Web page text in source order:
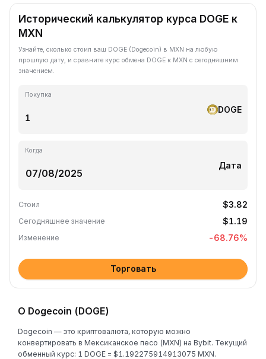
Исторический калькулятор курса DOGE к
MXN
Узнайте, сколько стоил ваш DOGE (Dogecoin) в MXN на любую
прошлую дату, и сравните курс обмена DOGE к MXN с сегодняшним
значением.
Покупка
DOGE
Когда
Дата
Стоил $3.82
Сегодняшнее значение $1.19
Изменение -68.76%
Торговать
О Dogecoin (DOGE)
Dogecoin — это криптовалюта, которую можно
конвертировать в Мексиканское песо (MXN) на Bybit. Текущий
обменный курс: 1 DOGE = $1.192275914913075 MXN.